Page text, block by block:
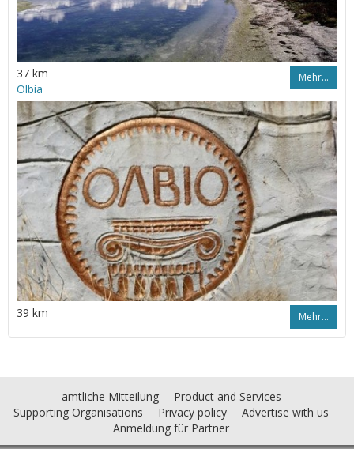
37 km Mehr…
Olbia
39 km Mehr…
amtliche Mitteilung
Product and Services
Supporting Organisations
Privacy policy
Advertise with us
Anmeldung für Partner